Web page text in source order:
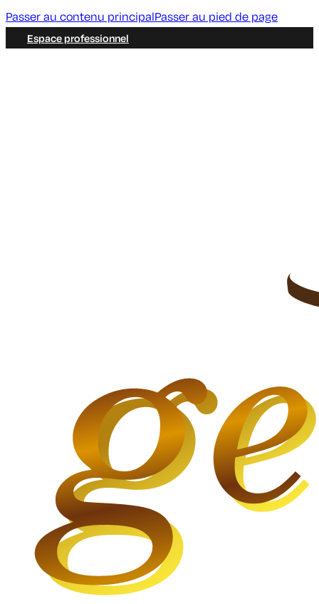
Passer au contenu principalPasser au pied de page
Espace professionnel